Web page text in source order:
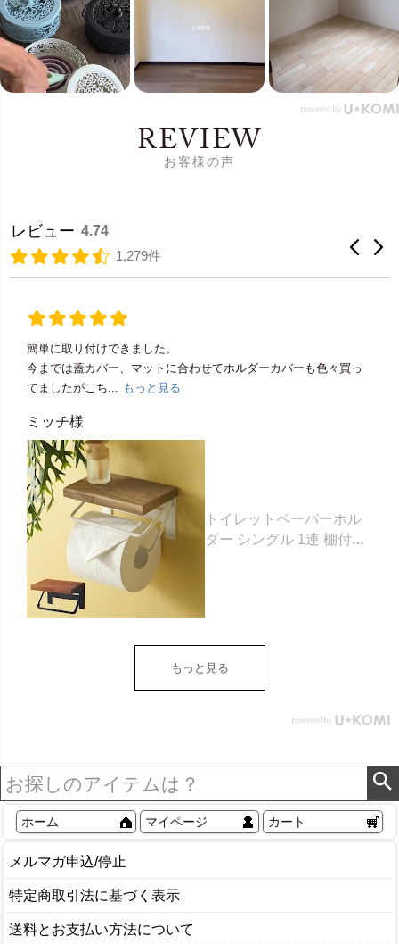
REVIEW
お客様の声
レビュー 4.74
1,279件
簡単に取り付けできました。
今までは蓋カバー、マットに合わせてホルダーカバーも色々買っ
てましたがこち... もっと見る
ミッチ様
トイレットペーパーホル
ダー シングル 1連 棚付き
ダー 収納 DIY アンティー
ク ヴィンテージ ナチュラ
リア アジアン [84302] ホ
もっと見る
ホーム マイページ カート
メルマガ申込/停止
特定商取引法に基づく表示
送料とお支払い方法について